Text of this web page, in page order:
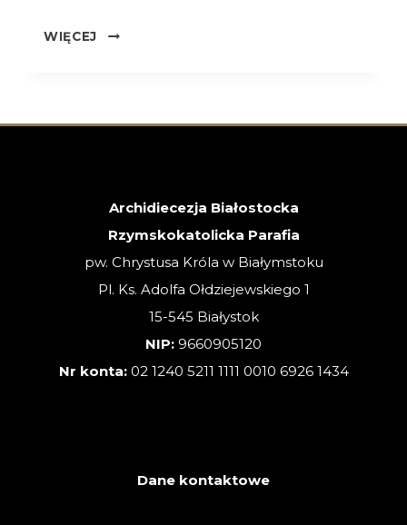
WIĘCEJ
OGŁOSZENIA
XVII
Archidiecezja Białostocka
Rzymskokatolicka Parafia
pw. Chrystusa Króla w Białymstoku
Pl. Ks. Adolfa Ołdziejewskiego 1
15-545 Białystok
NIP: 9660905120
Nr konta: 02 1240 5211 1111 0010 6926 1434
Dane kontaktowe